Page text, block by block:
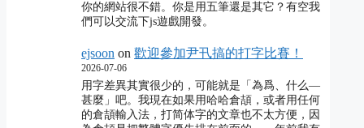
你的網站很不錯。你是用五筆還是其它？有空我
們可以交流下js遊戲開發。
ejsoon on 歡迎參加尹卂搞的打字比賽！
2026-07-06
用字差異其實很少的，可能就是「為爲、什么―
甚麼」吧。我現在如果用哈哈倉頡，或者用任何
的倉頡輸入法，打简体字的文章也不太方便，因